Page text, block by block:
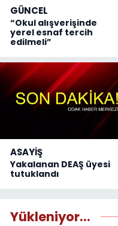
GÜNCEL
“Okul alışverişinde
yerel esnaf tercih
edilmeli”
ASAYİŞ
Yakalanan DEAŞ üyesi
tutuklandı
Yükleniyor...